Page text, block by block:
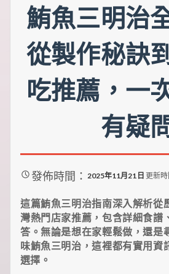
志
——
造
你
這
有
實
用
的
旅
行
攻
略、
鮪魚三明治
從製作秘訣
吃推薦，一
有疑
發佈時間： 2025年11月21日 更新
這篇鮪魚三明治指南深入解析從
灣熱門店家推薦，包含詳細食譜
答。無論是想在家輕鬆做，還是
味鮪魚三明治，這裡都有實用資
選擇。